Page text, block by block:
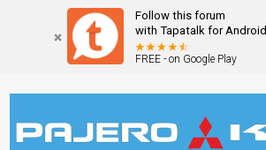
Follow this forum
with Tapatalk for Android
FREE - on Google Play